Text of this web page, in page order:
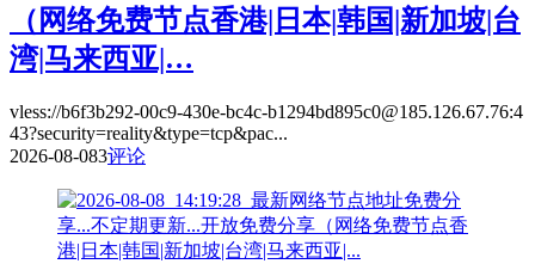
（网络免费节点香港|日本|韩国|新加坡|台
湾|马来西亚|…
vless://b6f3b292-00c9-430e-bc4c-b1294bd895c0@185.126.67.76:4
43?security=reality&type=tcp&pac...
2026-08-083评论